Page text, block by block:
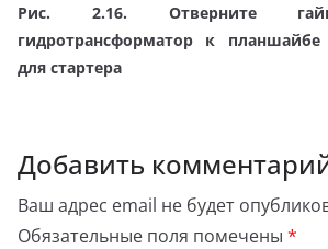
Рис. 2.16. Отверните
гидротрансформатор к планшайбе
для стартера
Добавить
Ваш адрес email не будет
Обязательные поля помечены *